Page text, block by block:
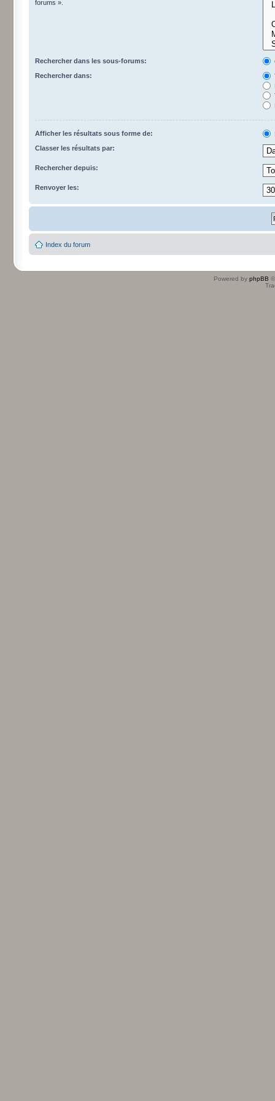
forums ».
Rechercher dans les sous-forums:
Rechercher dans:
Afficher les résultats sous forme de:
Classer les résultats par:
Rechercher depuis:
Renvoyer les:
Index du forum
Powered by phpBB